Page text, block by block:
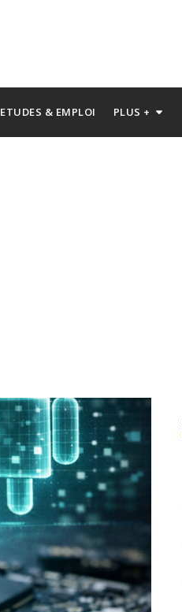
ETUDES & EMPLOI PLUS +